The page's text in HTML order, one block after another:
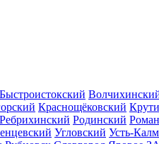
Быстроистокский
Краснощёковский
Ребрихинский Родинский
Угловский Усть-